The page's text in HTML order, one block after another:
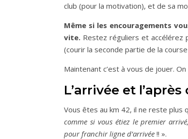
club (pour la motivation), et de sa
Même si les encouragements
vite. Restez réguliers et
(courir la seconde partie de la
Maintenant c’est à vous de jouer.
L’arrivée et
Vous êtes au km 42, il ne reste plus
comme si vous étiez le premier
pour franchir ligne d’arrivée !! ».